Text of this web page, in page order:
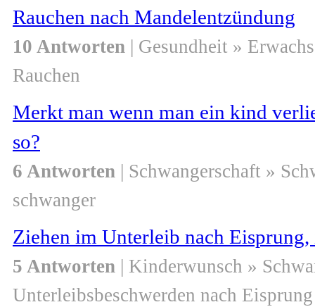
Rauchen nach Mandelentzündung
10 Antworten | Gesundheit »
Rauchen
Merkt man wenn man ein kind
so?
6 Antworten | Schwangerschaft »
schwanger
Ziehen im Unterleib nach Eisprung,
5 Antworten | Kinderwunsch »
Unterleibsbeschwerden nach Eisprung